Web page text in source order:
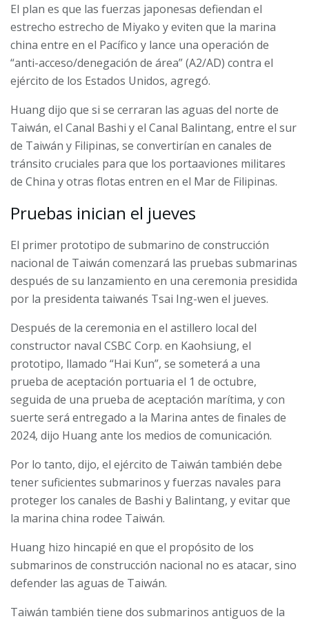
El plan es que las fuerzas japonesas defiendan el
estrecho estrecho de Miyako y eviten que la marina
china entre en el Pacífico y lance una operación de
“anti-acceso/denegación de área” (A2/AD) contra el
ejército de los Estados Unidos, agregó.
Huang dijo que si se cerraran las aguas del norte de
Taiwán, el Canal Bashi y el Canal Balintang, entre el sur
de Taiwán y Filipinas, se convertirían en canales de
tránsito cruciales para que los portaaviones militares
de China y otras flotas entren en el Mar de Filipinas.
Pruebas inician el jueves
El primer prototipo de submarino de construcción
nacional de Taiwán comenzará las pruebas submarinas
después de su lanzamiento en una ceremonia presidida
por la presidenta taiwanés Tsai Ing-wen el jueves.
Después de la ceremonia en el astillero local del
constructor naval CSBC Corp. en Kaohsiung, el
prototipo, llamado “Hai Kun”, se someterá a una
prueba de aceptación portuaria el 1 de octubre,
seguida de una prueba de aceptación marítima, y con
suerte será entregado a la Marina antes de finales de
2024, dijo Huang ante los medios de comunicación.
Por lo tanto, dijo, el ejército de Taiwán también debe
tener suficientes submarinos y fuerzas navales para
proteger los canales de Bashi y Balintang, y evitar que
la marina china rodee Taiwán.
Huang hizo hincapié en que el propósito de los
submarinos de construcción nacional no es atacar, sino
defender las aguas de Taiwán.
Taiwán también tiene dos submarinos antiguos de la